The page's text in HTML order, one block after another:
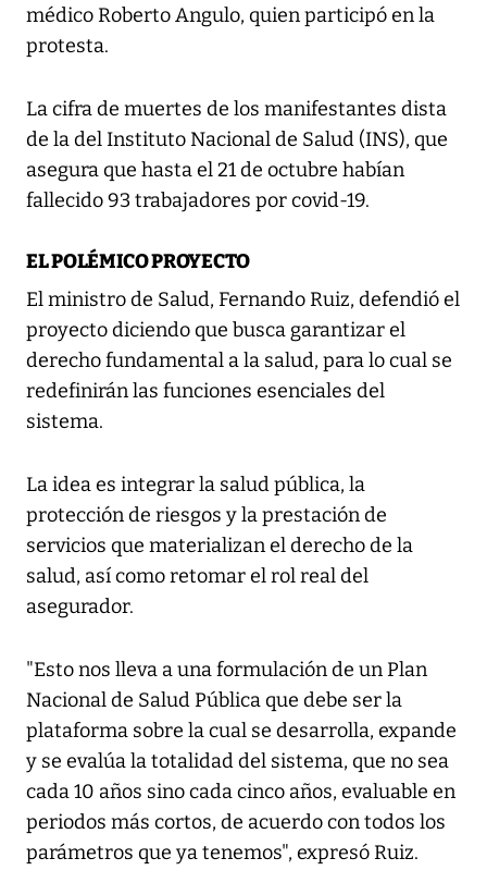
médico Roberto Angulo, quien participó en la
protesta.
La cifra de muertes de los manifestantes dista
de la del Instituto Nacional de Salud (INS), que
asegura que hasta el 21 de octubre habían
fallecido 93 trabajadores por covid-19.
EL POLÉMICO PROYECTO
El ministro de Salud, Fernando Ruiz, defendió el
proyecto diciendo que busca garantizar el
derecho fundamental a la salud, para lo cual se
redefinirán las funciones esenciales del
sistema.
La idea es integrar la salud pública, la
protección de riesgos y la prestación de
servicios que materializan el derecho de la
salud, así como retomar el rol real del
asegurador.
"Esto nos lleva a una formulación de un Plan
Nacional de Salud Pública que debe ser la
plataforma sobre la cual se desarrolla, expande
y se evalúa la totalidad del sistema, que no sea
cada 10 años sino cada cinco años, evaluable en
periodos más cortos, de acuerdo con todos los
parámetros que ya tenemos", expresó Ruiz.